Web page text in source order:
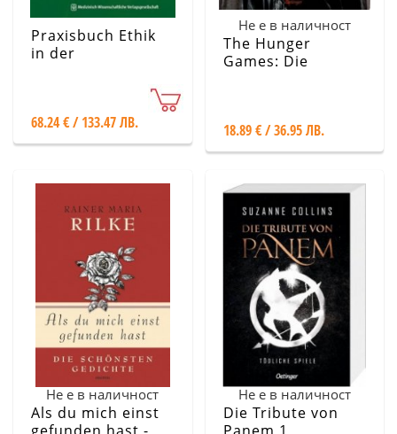
Praxisbuch Ethik
in der
68.24 € / 133.47 ЛВ.
Не е в наличност
The Hunger
Games: Die
18.89 € / 36.95 ЛВ.
Не е в наличност
Als du mich einst
Не е в наличност
Die Tribute von